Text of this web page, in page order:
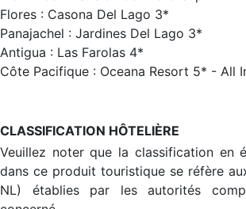
Flores : Casona Del Lago 3*
Panajachel : Jardines Del Lago 3*
Antigua : Las Farolas 4*
Côte Pacifique : Oceana Resort 5* - All
CLASSIFICATION HÔTELIÈRE
Veuillez noter que la classification en
dans ce produit touristique se réfère
NL) établies par les autorités